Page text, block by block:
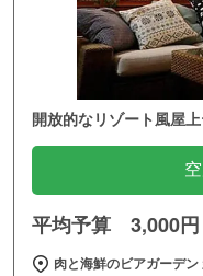
開放的なリゾート風屋
平均予算 3,000円
肉と海鮮のビアガーデ